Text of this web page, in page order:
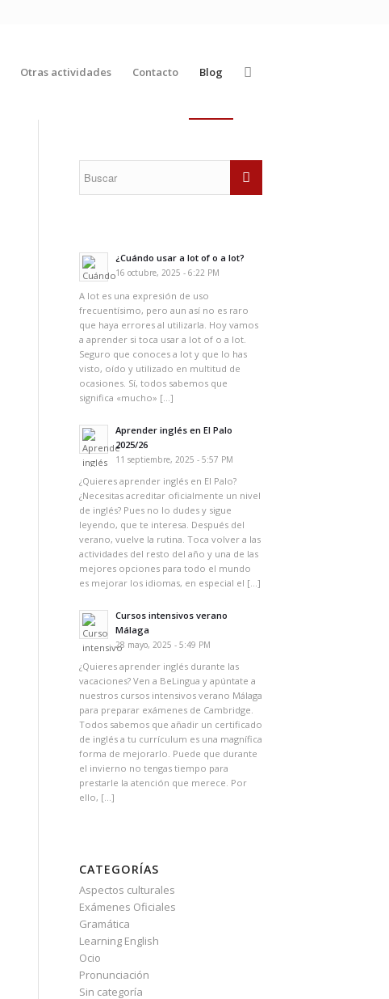
Otras actividades Contacto Blog
¿Cuándo usar a lot of o a lot?
16 octubre, 2025 - 6:22 PM
A lot es una expresión de uso
frecuentísimo, pero aun así no es raro
que haya errores al utilizarla. Hoy vamos
a aprender si toca usar a lot of o a lot.
Seguro que conoces a lot y que lo has
visto, oído y utilizado en multitud de
ocasiones. Sí, todos sabemos que
significa «mucho» […]
Aprender inglés en El Palo
2025/26
11 septiembre, 2025 - 5:57 PM
¿Quieres aprender inglés en El Palo?
¿Necesitas acreditar oficialmente un nivel
de inglés? Pues no lo dudes y sigue
leyendo, que te interesa. Después del
verano, vuelve la rutina. Toca volver a las
actividades del resto del año y una de las
mejores opciones para todo el mundo
es mejorar los idiomas, en especial el […]
Cursos intensivos verano
Málaga
28 mayo, 2025 - 5:49 PM
¿Quieres aprender inglés durante las
vacaciones? Ven a BeLingua y apúntate a
nuestros cursos intensivos verano Málaga
para preparar exámenes de Cambridge.
Todos sabemos que añadir un certificado
de inglés a tu currículum es una magnífica
forma de mejorarlo. Puede que durante
el invierno no tengas tiempo para
prestarle la atención que merece. Por
ello, […]
CATEGORÍAS
Aspectos culturales
Exámenes Oficiales
Gramática
Learning English
Ocio
Pronunciación
Sin categoría